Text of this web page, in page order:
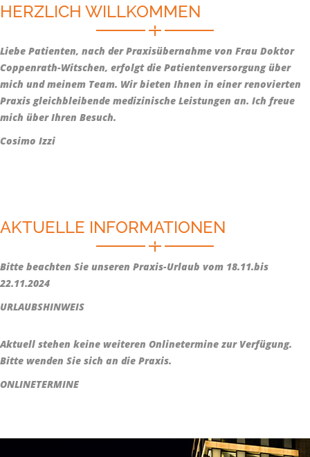
HERZLICH WILLKOMMEN
Liebe Patienten, nach der Praxisübernahme von Frau Doktor
Coppenrath-Witschen, erfolgt die Patientenversorgung über
mich und meinem Team. Wir bieten Ihnen in einer renovierten
Praxis gleichbleibende medizinische Leistungen an. Ich freue
mich über Ihren Besuch.
Cosimo Izzi
AKTUELLE INFORMATIONEN
Bitte beachten Sie unseren Praxis-Urlaub vom 18.11.bis
22.11.2024
URLAUBSHINWEIS
Aktuell stehen keine weiteren Onlinetermine zur Verfügung.
Bitte wenden Sie sich an die Praxis.
ONLINETERMINE